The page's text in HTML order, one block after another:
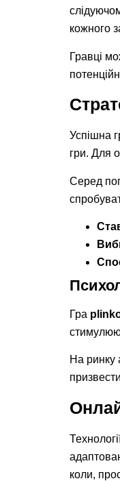
кожного
Гравці
Успішна
гри. Для
Серед
Гра
На ринку
коли,